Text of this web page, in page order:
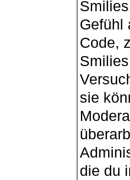
Gefühl
Code,
sie
die du